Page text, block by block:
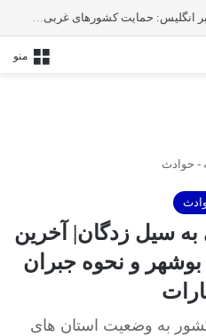
کرد
منو
- حوادث
سیل زدگان| آخرین
و نحوه جبران
به وضعیت استان های